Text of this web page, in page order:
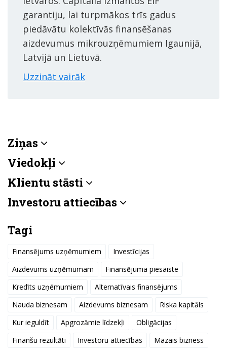
garantiju, lai turpmākos trīs gadus
piedāvātu kolektīvās finansēšanas
aizdevumus mikrouzņēmumiem Igaunijā,
Latvijā un Lietuvā.
Uzzināt vairāk
Ziņas
Viedokļi
Klientu stāsti
Investoru attiecības
Tagi
Finansējums uzņēmumiem
Investīcijas
Aizdevums uzņēmumam
Finansējuma piesaiste
Kredīts uzņēmumiem
Alternatīvais finansējums
Nauda biznesam
Aizdevums biznesam
Riska kapitāls
Kur ieguldīt
Apgrozāmie līdzekļi
Obligācijas
Finanšu rezultāti
Investoru attiecības Mazais bizness